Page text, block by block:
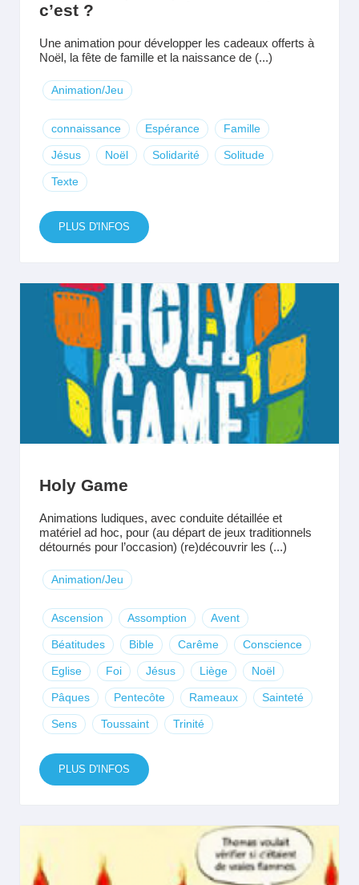
c’est ?
Une animation pour développer les cadeaux offerts à
Noël, la fête de famille et la naissance de (...)
Animation/Jeu
connaissance Espérance Famille
Jésus Noël Solidarité Solitude
Texte
PLUS D'INFOS
Holy Game
Animations ludiques, avec conduite détaillée et
matériel ad hoc, pour (au départ de jeux traditionnels
détournés pour l’occasion) (re)découvrir les (...)
Animation/Jeu
Ascension Assomption Avent
Béatitudes Bible Carême Conscience
Eglise Foi Jésus Liège Noël
Pâques Pentecôte Rameaux Sainteté
Sens Toussaint Trinité
PLUS D'INFOS